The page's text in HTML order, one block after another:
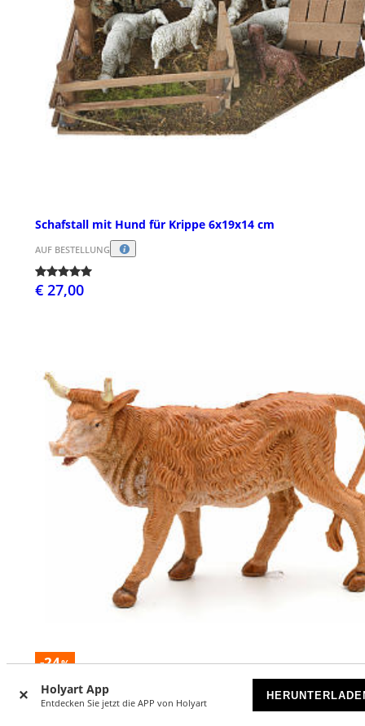
Holyart App
Entdecken Sie jetzt die APP von Holyart
Schafstall mit Hund für Krippe 6x19x14 cm
AUF BESTELLUNG
€ 27,00
-24%
Ochse stehend Fontanini 6.5 cm